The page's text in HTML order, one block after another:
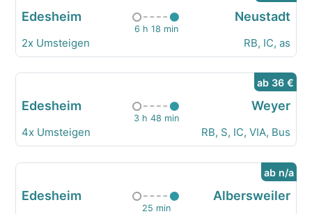
Edesheim
6 h 18 min
Neustadt
2x Umsteigen RB, IC, as
ab 36 €
Edesheim
3 h 48 min
Weyer
4x Umsteigen RB, S, IC, VIA, Bus
ab n/a
Edesheim
25 min
Albersweiler